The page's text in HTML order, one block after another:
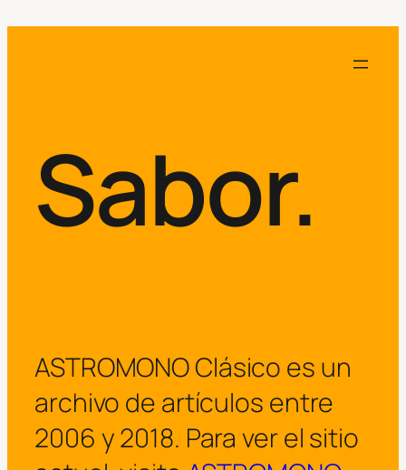
Sabor.
ASTROMONO Clásico es un
archivo de artículos entre
2006 y 2018. Para ver el sitio